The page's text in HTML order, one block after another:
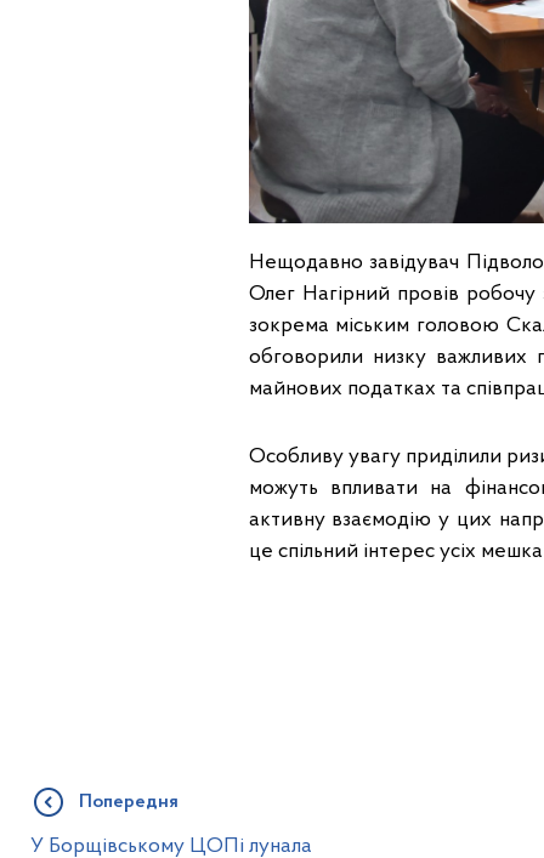
Нещодавно завідувач
Олег Нагірний провів робочу
зокрема міським головою
обговорили низку важливих
майнових податках та
Особливу увагу приділили
можуть впливати на
активну взаємодію у цих
це спільний інтерес усіх
Попередня
У Борщівському ЦОПі лунала